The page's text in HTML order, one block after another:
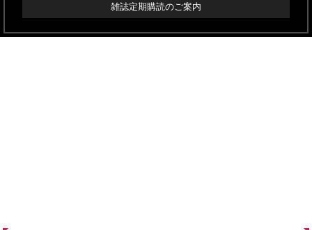
雑誌定期購読のご案内